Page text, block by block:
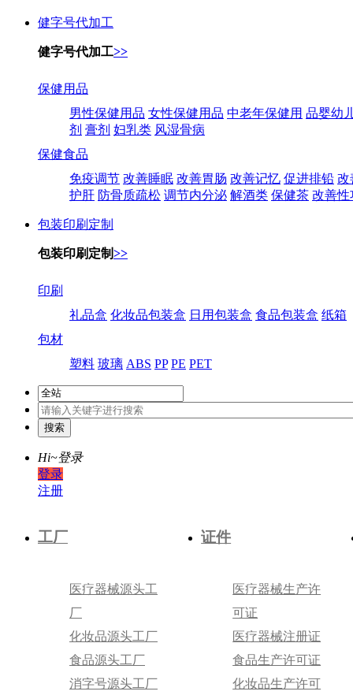
健字号代加工
健字号代加工>>
保健用品
男性保健用品 女性保健用品 中老年保健用 品婴幼
剂 膏剂 妇乳类 风湿骨病
保健食品
免疫调节 改善睡眠 改善胃肠 改善记忆 促进排铅 改
护肝 防骨质疏松 调节内分泌 解酒类 保健茶 改善性
包装印刷定制
包装印刷定制>>
印刷
礼品盒 化妆品包装盒 日用包装盒 食品包装盒 纸箱
包材
塑料 玻璃 ABS PP PE PET
Hi~登录
登录
注册
工厂
医疗器械源头工
厂
化妆品源头工厂
食品源头工厂
消字号源头工厂
证件
医疗器械生产许
可证
医疗器械注册证
食品生产许可证
化妆品生产许可